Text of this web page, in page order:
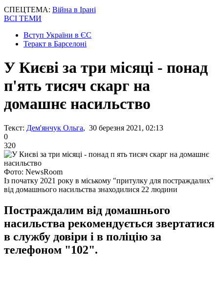
СПЕЦТЕМА: Війна в Ірані
ВСІ ТЕМИ
Вступ України в ЄС
Теракт в Барселоні
У Києві за три місяці - понад
п'ять тисяч скарг на
домашнє насильство
Текст: Дем'янчук Ольга, 30 березня 2021, 02:13
0
320
Фото: NewsRoom
Із початку 2021 року в міському "притулку для постраждалих"
від домашнього насильства знаходилися 22 людини
Постраждалим від домашнього
насильства рекомендується звертатися
в службу довіри і в поліцію за
телефоном "102".